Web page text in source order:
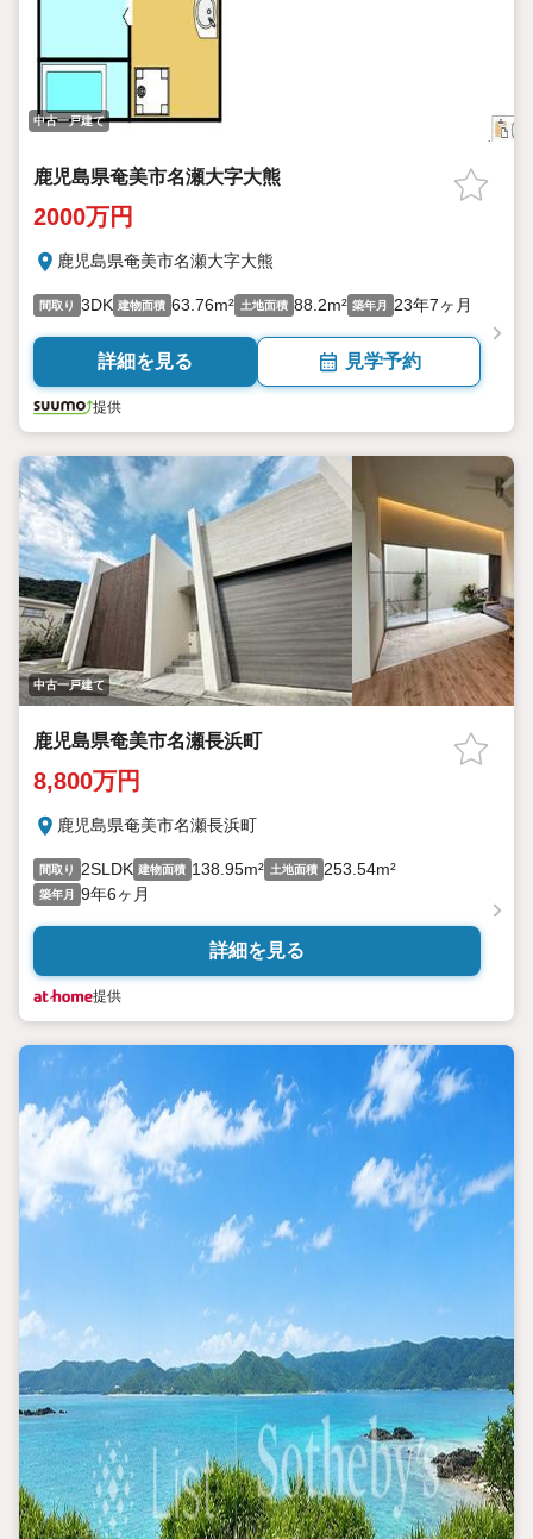
中古一戸建て
鹿児島県奄美市名瀬大字大熊
2000万円
鹿児島県奄美市名瀬大字大熊
間取り 3DK 建物面積 63.76m² 土地面積 88.2m² 築年月 23年7ヶ月
詳細を見る 見学予約
提供
中古一戸建て
鹿児島県奄美市名瀬長浜町
8,800万円
鹿児島県奄美市名瀬長浜町
間取り 2SLDK 建物面積 138.95m² 土地面積 253.54m²
築年月 9年6ヶ月
詳細を見る
提供